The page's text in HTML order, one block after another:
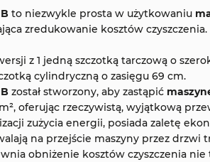
to niezwykle prosta w użytkowaniu
zredukowanie kosztów czyszczenia.
z 1 jedną szczotką tarczową o
cylindryczną o zasięgu 69 cm.
został stworzony, aby zastąpić
m², oferując rzeczywistą, wyjątkową
zużycia energii, posiada zaletę
na przejście maszyny przez drzwi
obniżenie kosztów czyszczenia